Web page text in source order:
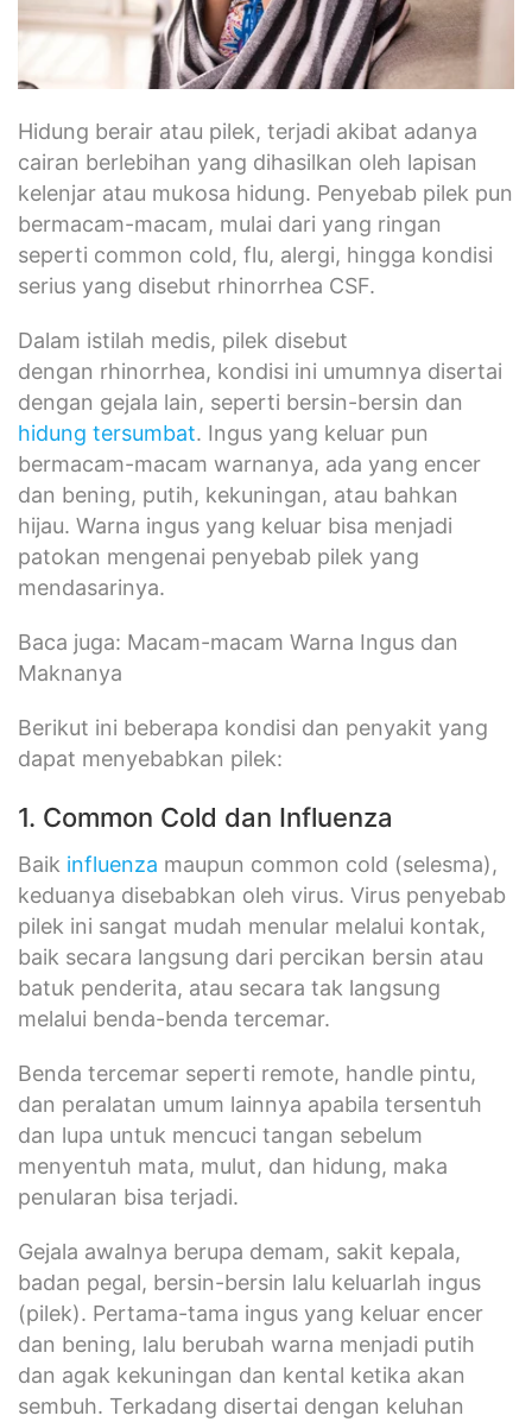
Hidung berair atau pilek, terjadi akibat adanya
cairan berlebihan yang dihasilkan oleh lapisan
kelenjar atau mukosa hidung. Penyebab pilek pun
bermacam-macam, mulai dari yang ringan
seperti common cold, flu, alergi, hingga kondisi
serius yang disebut rhinorrhea CSF.
Dalam istilah medis, pilek disebut
dengan rhinorrhea, kondisi ini umumnya disertai
dengan gejala lain, seperti bersin-bersin dan
hidung tersumbat. Ingus yang keluar pun
bermacam-macam warnanya, ada yang encer
dan bening, putih, kekuningan, atau bahkan
hijau. Warna ingus yang keluar bisa menjadi
patokan mengenai penyebab pilek yang
mendasarinya.
Baca juga: Macam-macam Warna Ingus dan
Maknanya
Berikut ini beberapa kondisi dan penyakit yang
dapat menyebabkan pilek:
1. Common Cold dan Influenza
Baik influenza maupun common cold (selesma),
keduanya disebabkan oleh virus. Virus penyebab
pilek ini sangat mudah menular melalui kontak,
baik secara langsung dari percikan bersin atau
batuk penderita, atau secara tak langsung
melalui benda-benda tercemar.
Benda tercemar seperti remote, handle pintu,
dan peralatan umum lainnya apabila tersentuh
dan lupa untuk mencuci tangan sebelum
menyentuh mata, mulut, dan hidung, maka
penularan bisa terjadi.
Gejala awalnya berupa demam, sakit kepala,
badan pegal, bersin-bersin lalu keluarlah ingus
(pilek). Pertama-tama ingus yang keluar encer
dan bening, lalu berubah warna menjadi putih
dan agak kekuningan dan kental ketika akan
sembuh. Terkadang disertai dengan keluhan